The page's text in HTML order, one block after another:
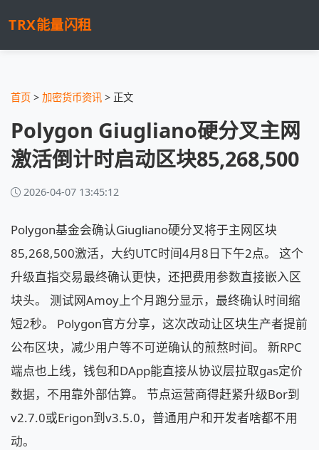
TRX能量闪租
首页 > 加密货币资讯 > 正文
Polygon Giugliano硬分叉主网
激活倒计时启动区块85,268,500
2026-04-07 13:45:12
Polygon基金会确认Giugliano硬分叉将于主网区块
85,268,500激活，大约UTC时间4月8日下午2点。 这个
升级直指交易最终确认更快，还把费用参数直接嵌入区
块头。 测试网Amoy上个月跑分显示，最终确认时间缩
短2秒。 Polygon官方分享，这次改动让区块生产者提前
公布区块，减少用户等不可逆确认的煎熬时间。 新RPC
端点也上线，钱包和DApp能直接从协议层拉取gas定价
数据，不用靠外部估算。 节点运营商得赶紧升级Bor到
v2.7.0或Erigon到v3.5.0，普通用户和开发者啥都不用
动。